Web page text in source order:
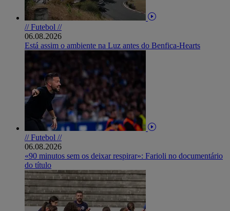
// Futebol //
06.08.2026
Está assim o ambiente na Luz antes do Benfica-Hearts
// Futebol //
06.08.2026
«90 minutos sem os deixar respirar»: Farioli no documentário
do título